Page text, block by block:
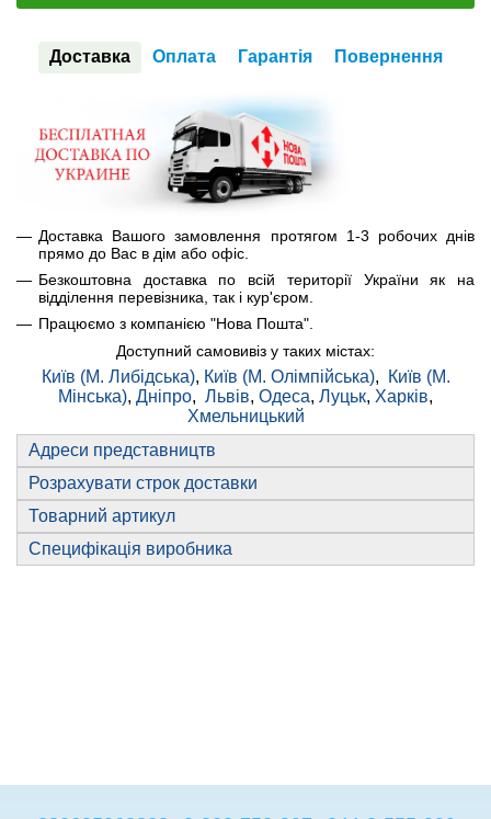
Доставка Оплата Гарантія Повернення
Доставка Вашого замовлення протягом 1-3 робочих днів
прямо до Вас в дім або офіс.
Безкоштовна доставка по всій території України як на
відділення перевізника, так і кур'єром.
Працюємо з компанією "Нова Пошта".
Доступний самовивіз у таких містах:
Київ (М. Либідська), Київ (М. Олімпійська),
Київ (М.
Мінська), Дніпро, Львів, Одеса, Луцьк, Харків,
Хмельницький
Адреси представництв
Розрахувати строк доставки
Товарний артикул
Специфікація виробника